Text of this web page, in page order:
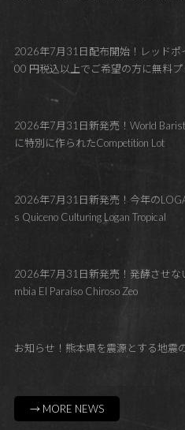
2026年7月31日配布開始！レッドポ
00 円税込以上でご希望の方に無料プ
2026年7月31日新発売！World
に特別に作られたCompetition Lot
2026年7月31日新発売！今年の
s Quiceno Culturing Logan Tropical
2026年7月31日新発売！発酵させな
mbia El Paraíso Chiroso Zeo
お知らせ！熊本県を震源とする地震
→ MORE NEWS